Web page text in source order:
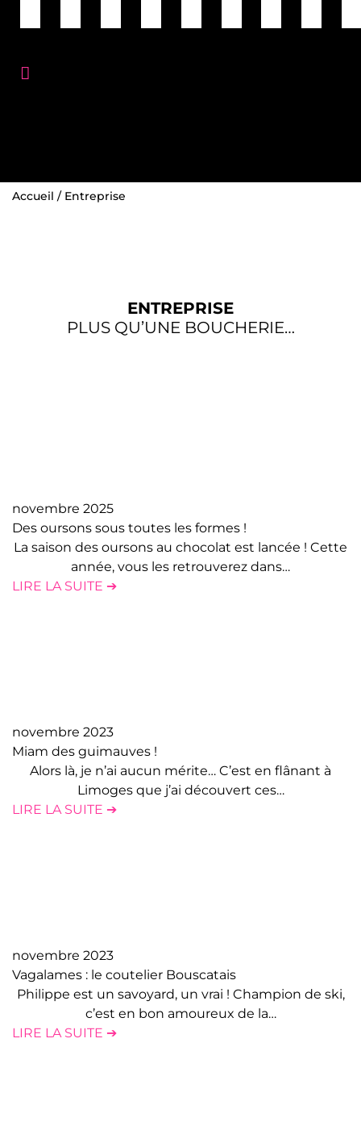
Accueil / Entreprise
ENTREPRISE
PLUS QU’UNE BOUCHERIE…
novembre 2025
Des oursons sous toutes les formes !
La saison des oursons au chocolat est lancée ! Cette
année, vous les retrouverez dans…
LIRE LA SUITE ➔
novembre 2023
Miam des guimauves !
Alors là, je n’ai aucun mérite… C’est en flânant à
Limoges que j’ai découvert ces…
LIRE LA SUITE ➔
novembre 2023
Vagalames : le coutelier Bouscatais
Philippe est un savoyard, un vrai ! Champion de ski,
c’est en bon amoureux de la…
LIRE LA SUITE ➔